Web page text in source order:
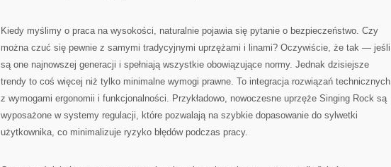
Kiedy myślimy o praca na wysokości, naturalnie pojawia się pytanie o bezpieczeństwo. Czy
można czuć się pewnie z samymi tradycyjnymi uprzężami i linami? Oczywiście, że tak — jeśli
są one najnowszej generacji i spełniają wszystkie obowiązujące normy. Jednak dzisiejsze
trendy to coś więcej niż tylko minimalne wymogi prawne. To integracja rozwiązań technicznych
z wymogami ergonomii i funkcjonalności. Przykładowo, nowoczesne uprzęże Singing Rock są
wyposażone w systemy regulacji, które pozwalają na szybkie dopasowanie do sylwetki
użytkownika, co minimalizuje ryzyko błędów podczas pracy.